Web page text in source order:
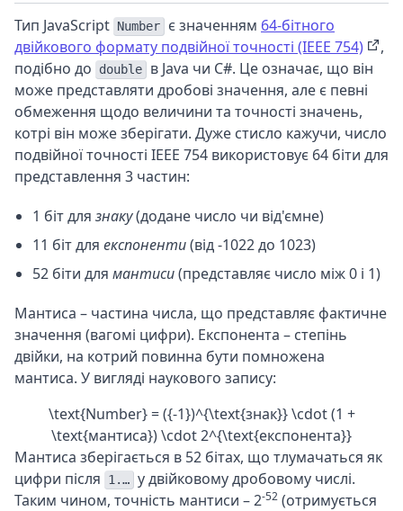
Тип JavaScript Number є значенням 64-бітного
двійкового формату подвійної точності (IEEE 754)
,
подібно до
double
в Java чи C#. Це означає, що він
може представляти дробові значення, але є певні
обмеження щодо величини та точності значень,
котрі він може зберігати. Дуже стисло кажучи, число
подвійної точності IEEE 754 використовує 64 біти для
представлення 3 частин:
1 біт для знаку(додане число чи від'ємне)
11 біт для експоненти(від -1022 до 1023)
52 біти для мантиси(представляє число між 0 і 1)
Мантиса – частина числа, що представляє фактичне
значення (вагомі цифри). Експонента – степінь
двійки, на котрий повинна бути помножена
мантиса. У вигляді наукового запису:
\text{Number} = ({-1})^{\text{знак}} \cdot (1 +
\text{мантиса}) \cdot 2^{\text{експонента}}
Мантиса зберігається в 52 бітах, що тлумачаться як
цифри після
1.… у двійковому дробовому числі.
Таким чином, точність мантиси – 2-52 (отримується